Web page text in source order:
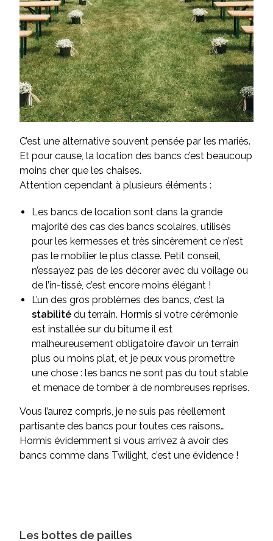
C’est une alternative souvent pensée par les mariés.
Et pour cause, la location des bancs c’est beaucoup
moins cher que les chaises.
Attention cependant à plusieurs éléments :
Les bancs de location sont dans la grande
majorité des cas des bancs scolaires, utilisés
pour les kermesses et très sincèrement ce n’est
pas le mobilier le plus classe. Petit conseil,
n’essayez pas de les décorer avec du voilage ou
de l’in-tissé, c’est encore moins élégant !
L’un des gros problèmes des bancs, c’est la
stabilité du terrain. Hormis si votre cérémonie
est installée sur du bitume il est
malheureusement obligatoire d’avoir un terrain
plus ou moins plat, et je peux vous promettre
une chose : les bancs ne sont pas du tout stable
et menace de tomber à de nombreuses reprises.
Vous l’aurez compris, je ne suis pas réellement
partisante des bancs pour toutes ces raisons…
Hormis évidemment si vous arrivez à avoir des
bancs comme dans Twilight, c’est une évidence !
Les bottes de pailles